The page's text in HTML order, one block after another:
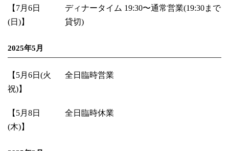
【7月6日
(日)】
ディナータイム 19:30〜通常営業(19:30まで
貸切)
2025年5月
【5月6日(火
祝)】
全日臨時営業
【5月8日
(木)】
全日臨時休業